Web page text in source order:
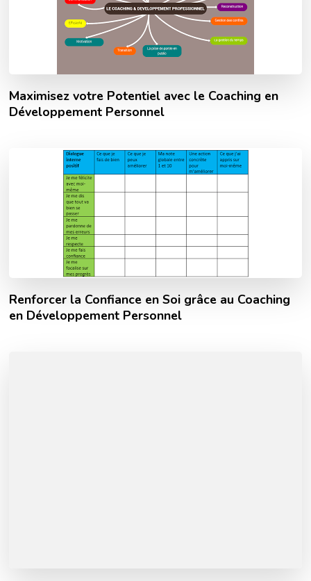
Maximisez votre Potentiel avec le Coaching en
Développement Personnel
Renforcer la Confiance en Soi grâce au Coaching
en Développement Personnel